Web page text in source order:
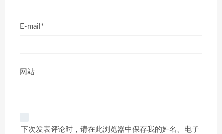
E-mail*
网站
下次发表评论时，请在此浏览器中保存我的姓名、电子